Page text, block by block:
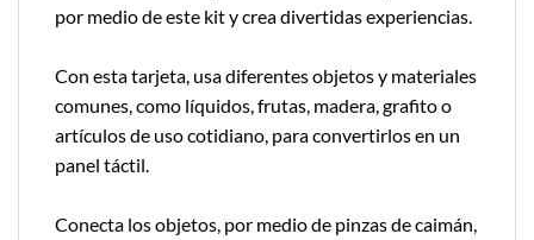
por medio de este kit y crea divertidas experiencias.
Con esta tarjeta, usa diferentes objetos y materiales
comunes, como líquidos, frutas, madera, grafito o
artículos de uso cotidiano, para convertirlos en un
panel táctil.
Conecta los objetos, por medio de pinzas de caimán,